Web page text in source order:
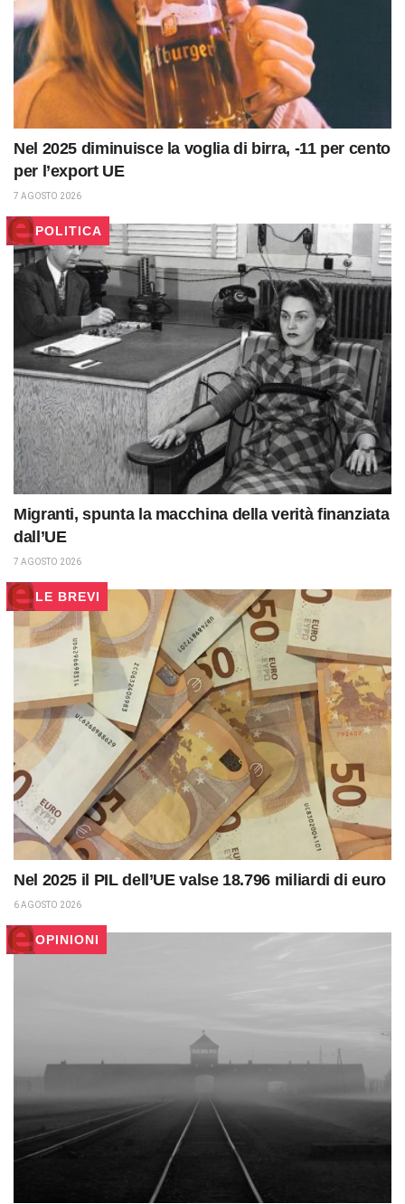
Nel 2025 diminuisce la voglia di birra, -11 per cento
per l’export UE
7 AGOSTO 2026
POLITICA
Migranti, spunta la macchina della verità finanziata
dall’UE
7 AGOSTO 2026
LE BREVI
Nel 2025 il PIL dell’UE valse 18.796 miliardi di euro
6 AGOSTO 2026
OPINIONI